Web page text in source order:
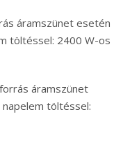
áramszünet esetén
töltéssel: 2400 W-os
áramszünet
töltéssel: